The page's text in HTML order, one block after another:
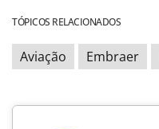
TÓPICOS RELACIONADOS
Aviação Embraer